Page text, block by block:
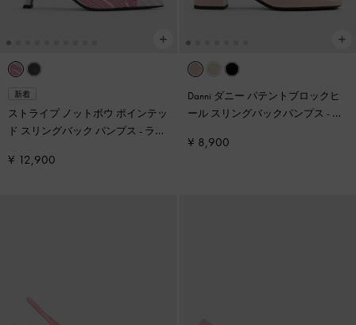
新着
ストライプ ノットボウ ポインテッ
ド スリングバック パンプス - ライ
¥ 12,900
Danni ダニー パテントブロックヒ
ール スリングバックパンプス - ブ
¥ 8,900